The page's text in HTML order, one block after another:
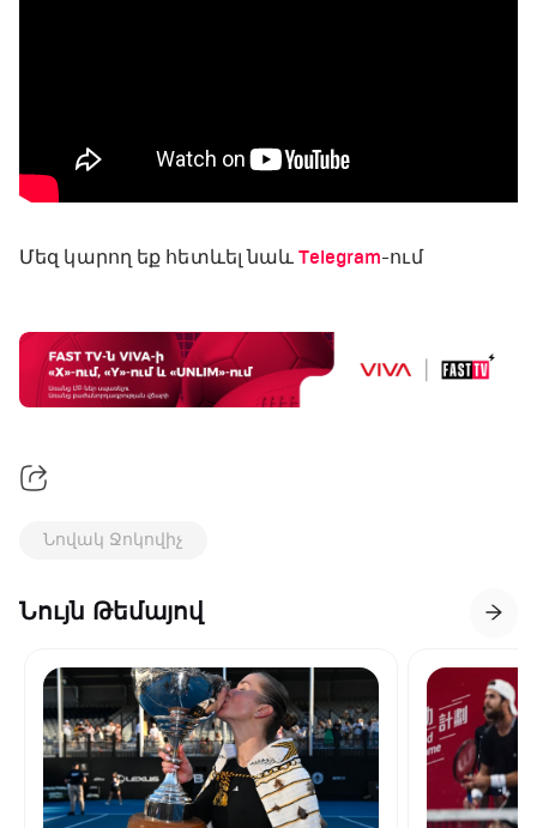
Մեզ կարող եք հետևել նաև Telegram-ում
Նովակ Ջոկովիչ
Նույն Թեմայով